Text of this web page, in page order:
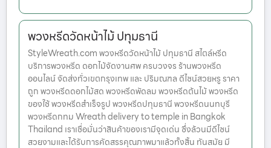
พวงหรีดวัดหน้าไม้ ปทุมธานี
StyleWreath.com พวงหรีดวัดหน้าไม้ ปทุมธานี สไตล์หรีด
บริการพวงหรีด ดอกไม้จัดงานศพ ครบวงจร ร้านพวงหรีด
ออนไลน์ จัดส่งทั่วเขตกรุงเทพ และ ปริมณฑล ดีไซน์สวยหรู ราคา
ถูก พวงหรีดดอกไม้สด พวงหรีดพัดลม พวงหรีดต้นไม้ พวงหรีด
ของใช้ พวงหรีดสำเร็จรูป พวงหรีดปทุมธานี พวงหรีดนนทบุรี
พวงหรีดกทม Wreath delivery to temple in Bangkok
Thailand เราเชื่อมั่นว่าสินค้าของเรามีจุดเด่น ซึ่งล้วนมีดีไซน์
สวยงามและได้รับการคัดสรรคุณภาพมาแล้วทั้งสิ้น ทันสมัย มี